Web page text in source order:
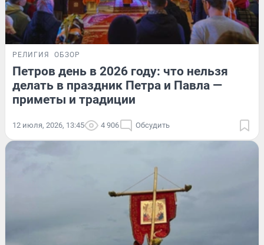
РЕЛИГИЯ ОБЗОР
Петров день в 2026 году: что нельзя
делать в праздник Петра и Павла —
приметы и традиции
12 июля, 2026, 13:45 4 906 Обсудить